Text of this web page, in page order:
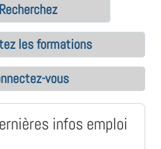
Recherchez
les formations
vous
infos emploi